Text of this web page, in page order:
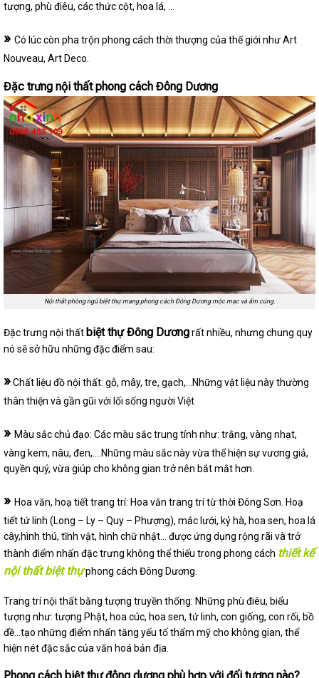
tượng, phù điêu, các thức cột, hoa lá, …
» Có lúc còn pha trộn phong cách thời thượng của thế giới như Art
Nouveau, Art Deco.
Đặc trưng nội thất phong cách Đông Dương
Nội thất phòng ngủ biệt thự mang phong cách Đông Dương mộc mạc và ấm cúng.
Đặc trưng nội thấtbiệt thự Đông Dươngrất nhiều, nhưng chung quy
nó sẽ sở hữu những đặc điểm sau:
»Chất liệu đồ nội thất: gỗ, mây, tre, gạch,…Những vật liệu này thường
thân thiện và gần gũi với lối sống người Việt
» Màu sắc chủ đạo: Các màu sắc trung tính như: trắng, vàng nhạt,
vàng kem, nâu, đen,….Những màu sắc này vừa thể hiện sự vương giả,
quyền quý, vừa giúp cho không gian trở nên bắt mắt hơn.
» Hoa văn, hoạ tiết trang trí: Hoa văn trang trí từ thời Đông Sơn. Hoạ
tiết tứ linh (Long – Ly – Quy – Phượng), mắc lưới, kỷ hà, hoa sen, hoa lá
cây,hình thú, tĩnh vật, hình chữ nhật… được ứng dụng rộng rãi và trở
thành điểm nhấn đặc trưng không thể thiếu trong phong cách thiết kế
nội thất biệt thựphong cách Đông Dương.
Trang trí nội thất bằng tượng truyền thống: Những phù điêu, biểu
tượng như: tượng Phật, hoa cúc, hoa sen, tứ linh, con giống, con rối, bồ
đề…tạo những điểm nhấn tăng yếu tố thẩm mỹ cho không gian, thể
hiện nét đặc sắc của văn hoá bản địa.